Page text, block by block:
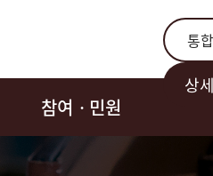
통합검색
상
참여ㆍ민원